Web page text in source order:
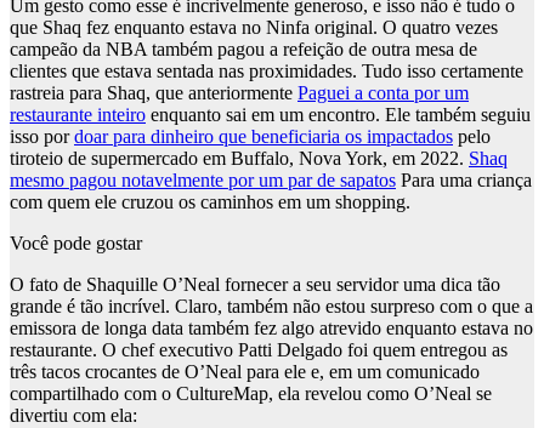
Um gesto como esse é incrivelmente generoso, e isso não é tudo o
que Shaq fez enquanto estava no Ninfa original. O quatro vezes
campeão da NBA também pagou a refeição de outra mesa de
clientes que estava sentada nas proximidades. Tudo isso certamente
rastreia para Shaq, que anteriormente Paguei a conta por um
restaurante inteiro enquanto sai em um encontro. Ele também seguiu
isso pordoar para dinheiro que beneficiaria os impactados pelo
tiroteio de supermercado em Buffalo, Nova York, em 2022. Shaq
mesmo pagou notavelmente por um par de sapatos Para uma criança
com quem ele cruzou os caminhos em um shopping.
Você pode gostar
O fato de Shaquille O’Neal fornecer a seu servidor uma dica tão
grande é tão incrível. Claro, também não estou surpreso com o que a
emissora de longa data também fez algo atrevido enquanto estava no
restaurante. O chef executivo Patti Delgado foi quem entregou as
três tacos crocantes de O’Neal para ele e, em um comunicado
compartilhado com o CultureMap, ela revelou como O’Neal se
divertiu com ela: